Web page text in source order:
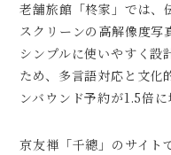
老舗旅館「柊家」では、
スクリーンの高解像度写
シンプルに使いやすく設
ため、多言語対応と文化
ンバウンド予約が1.5倍に
京友禅「千總」のサイト